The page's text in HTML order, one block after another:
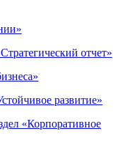
отчет»
развитие»
«Корпоративное